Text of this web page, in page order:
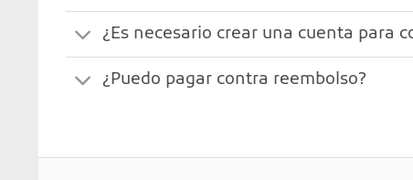
¿Es necesario crear una cuenta para
¿Puedo pagar contra reembolso?